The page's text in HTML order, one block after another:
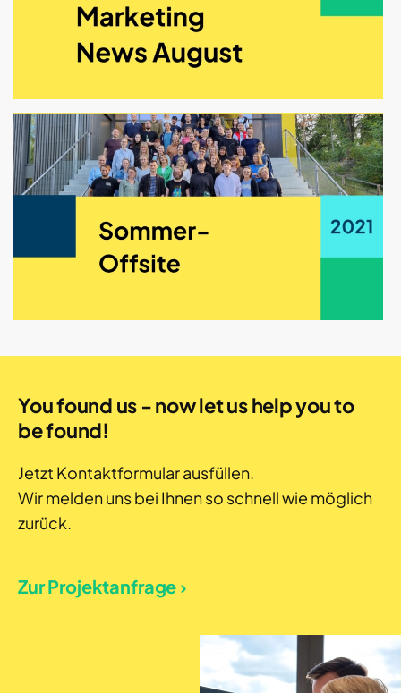
You found us - now let us help you to
be found!
Jetzt Kontaktformular ausfüllen.
Wir melden uns bei Ihnen so schnell wie möglich
zurück.
Zur Projektanfrage ›